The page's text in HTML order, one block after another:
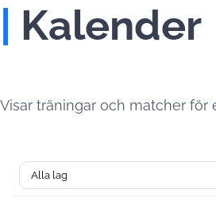
Kalender
Visar träningar och matcher för